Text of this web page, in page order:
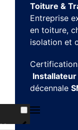
Toiture &
Entreprise
en toiture,
isolation et
décennale